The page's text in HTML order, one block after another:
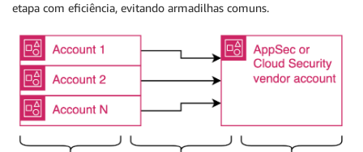
etapa com eficiência, evitando armadilhas comuns.